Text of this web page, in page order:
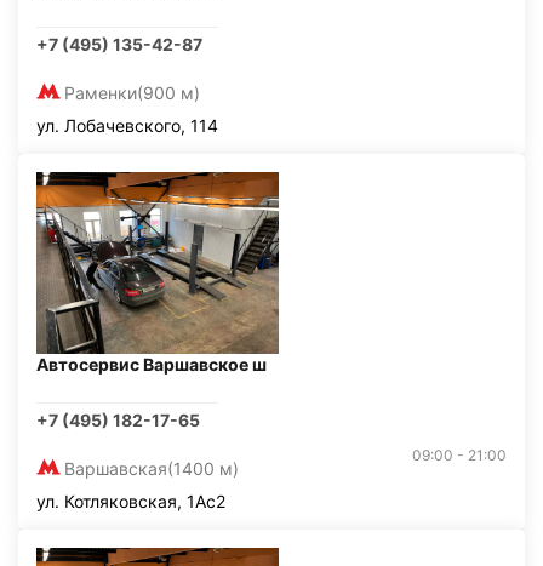
+7 (495) 135-42-87
Раменки(900 м)
ул. Лобачевского, 114
Автосервис Варшавское ш
+7 (495) 182-17-65
Варшавская(1400 м)
09:00 - 21:00
ул. Котляковская, 1Ас2